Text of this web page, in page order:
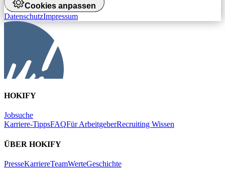
Cookies anpassen
DatenschutzImpressum
HOKIFY
Jobsuche
Karriere-TippsFAQFür ArbeitgeberRecruiting Wissen
ÜBER HOKIFY
PresseKarriereTeamWerteGeschichte